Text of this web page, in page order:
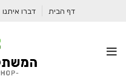
דף הבית דברו איתנו